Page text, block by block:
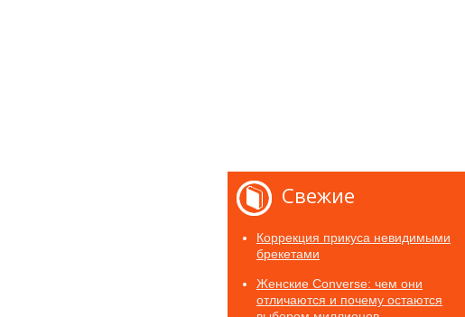
Свежие
Коррекция прикуса невидимыми
брекетами
Женские Converse: чем они
отличаются и почему остаются